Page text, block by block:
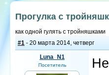
Прогулка с
как одной гулять с тройняшками
#1 - 20 марта 2014, четверг
Luna_N1
Посетитель